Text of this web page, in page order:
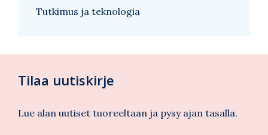
Tutkimus ja teknologia
Tilaa uutiskirje
Lue alan uutiset tuoreeltaan ja pysy ajan tasalla.